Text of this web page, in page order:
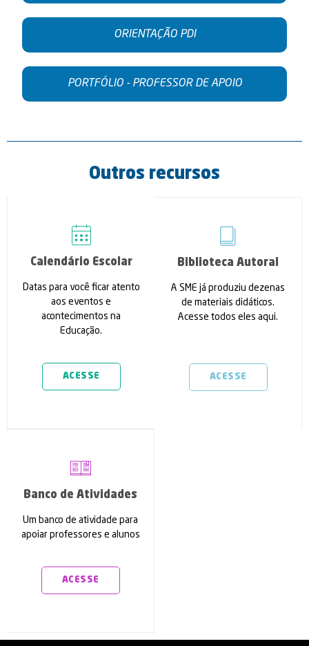
ORIENTAÇÃO PDI
PORTFÓLIO - PROFESSOR DE APOIO
Outros recursos
Calendário Escolar
Datas para você ficar atento
aos eventos e
acontecimentos na
Educação.
ACESSE
Biblioteca Autoral
A SME já produziu dezenas
de materiais didáticos.
Acesse todos eles aqui.
ACESSE
Banco de Atividades
Um banco de atividade para
apoiar professores e alunos
ACESSE